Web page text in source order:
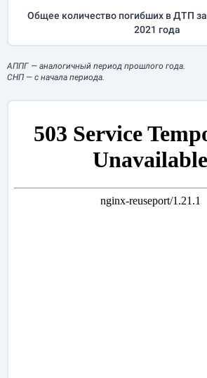
Общее количество погибших в ДТП за
2021 года
АППГ — аналогичный период прошлого года.
СНП — с начала периода.